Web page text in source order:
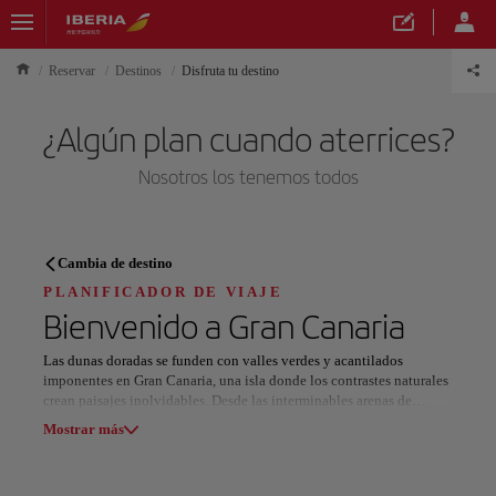
Reservar Destinos Disfruta tu destino
¿Algún plan cuando aterrices?
Nosotros los tenemos todos
PLANIFICADOR DE VIAJE
Descubre tu próximo destino
Nuestros destinos
Cambia de destino
PLANIFICADOR DE VIAJE
Bienvenido a Gran Canaria
Las dunas doradas se funden con valles verdes y acantilados
imponentes en Gran Canaria, una isla donde los contrastes naturales
crean paisajes inolvidables. Desde las interminables arenas de
Maspalomas hasta las escarpadas cumbres de su interior montañoso,
Mostrar más